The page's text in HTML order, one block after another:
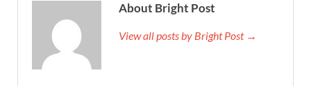
About Bright Post
View all posts by Bright Post →